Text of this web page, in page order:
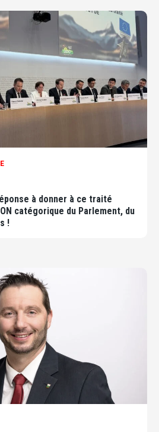
à donner à ce traité
catégorique du Parlement, du
!